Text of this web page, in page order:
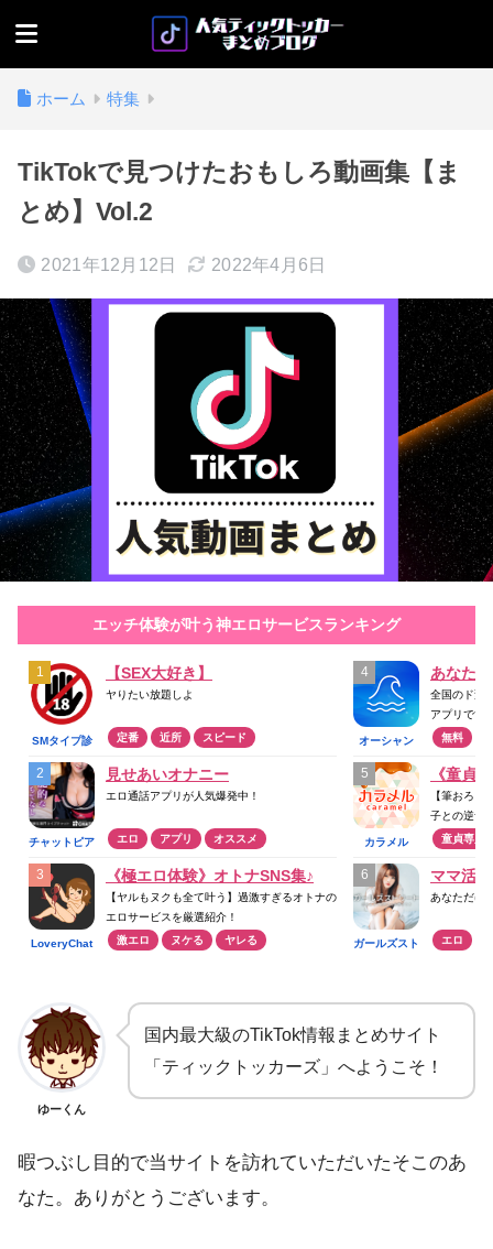
ホーム 特集
TikTokで見つけたおもしろ動画集【ま
とめ】Vol.2
2021年12月12日 2022年4月6日
エッチ体験が叶う神エロサービスランキング
SMタイプ診
断
【SEX大好き】
ヤりたい放題しよ
定番 近所 スピード
チャットピア
見せあいオナニー
エロ通話アプリが人気爆発中！
エロ アプリ オススメ
LoveryChat
《極エロ体験》オトナSNS集♪
【ヤルもヌクも全て叶う】過激すぎるオトナの
エロサービスを厳選紹介！
激エロ
ヌケる ヤレる
オーシャン
あなた
全国のド変
アプリです
無料
カラメル
《童貞
【筆おろし
子との逆ナ
童貞専用
ガールズスト
ママ活
あなただけ
エロ
ゆーくん
国内最大級のTikTok情報まとめサイト
「ティックトッカーズ」へようこそ！
暇つぶし目的で当サイトを訪れていただいたそこのあ
なた。ありがとうございます。